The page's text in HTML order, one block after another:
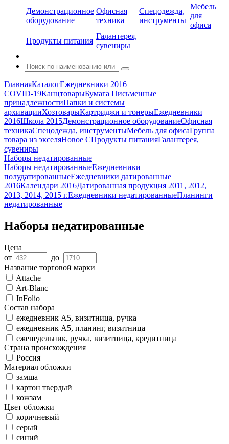
Демонстрационное
оборудование
Офисная
техника
Спецодежда,
инструменты
Мебель
для
офиса
Продукты питания
Галантерея,
сувениры
ГлавнаяКаталогЕжедневники 2016
COVID-19КанцтоварыБумага Письменные
принадлежностиПапки и системы
архивацииХозтоварыКартриджи и тонерыЕжедневники
2016Школа 2015Демонстрационное оборудованиеОфисная
техникаСпецодежда, инструментыМебель для офисаГруппа
товара из экселяНовое СПродукты питанияГалантерея,
сувениры
Наборы недатированные
Наборы недатированныеЕжедневники
полудатированныеЕжедневники датированные
2016Календари 2016Датированная продукция 2011, 2012,
2013, 2014, 2015 г.Ежедневники недатированныеПланинги
недатированные
Наборы недатированные
Цена
от
до
Название торговой марки
Attache
Art-Blanc
InFolio
Состав набора
ежедневник А5, визитница, ручка
ежедневник А5, планинг, визитница
еженедельник, ручка, визитница, кредитница
Страна происхождения
Россия
Материал обложки
замша
картон твердый
кожзам
Цвет обложки
коричневый
серый
синий